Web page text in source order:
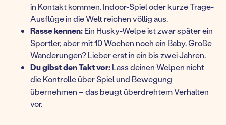
in Kontakt kommen. Indoor-Spiel oder kurze Trage-
Ausflüge in die Welt reichen völlig aus.
Rasse kennen:Ein Husky-Welpe ist zwar später ein
Sportler, aber mit 10 Wochen noch ein Baby. Große
Wanderungen? Lieber erst in ein bis zwei Jahren.
Du gibst den Takt vor:Lass deinen Welpen nicht
die Kontrolle über Spiel und Bewegung
übernehmen – das beugt überdrehtem Verhalten
vor.